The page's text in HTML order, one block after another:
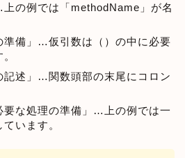
上の例では「methodName」が名
準備」…仮引数は（）の中に必要
記述」…関数頭部の末尾にコロン
要な処理の準備」…上の例では一
います。